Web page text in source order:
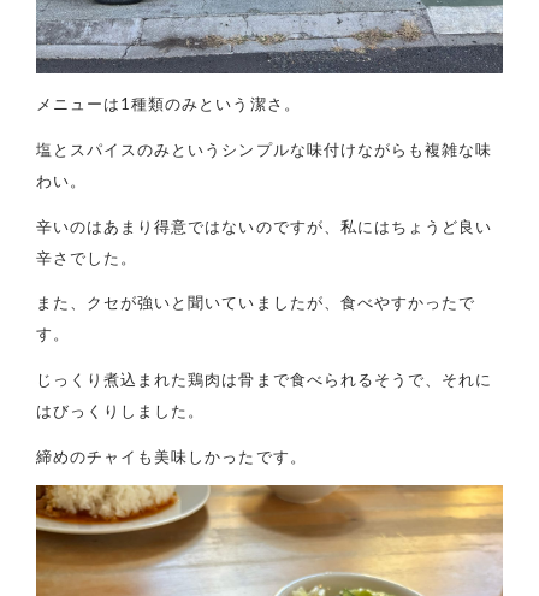
メニューは1種類のみという潔さ。
塩とスパイスのみというシンプルな味付けながらも複雑な味
わい。
辛いのはあまり得意ではないのですが、私にはちょうど良い
辛さでした。
また、クセが強いと聞いていましたが、食べやすかったで
す。
じっくり煮込まれた鶏肉は骨まで食べられるそうで、それに
はびっくりしました。
締めのチャイも美味しかったです。